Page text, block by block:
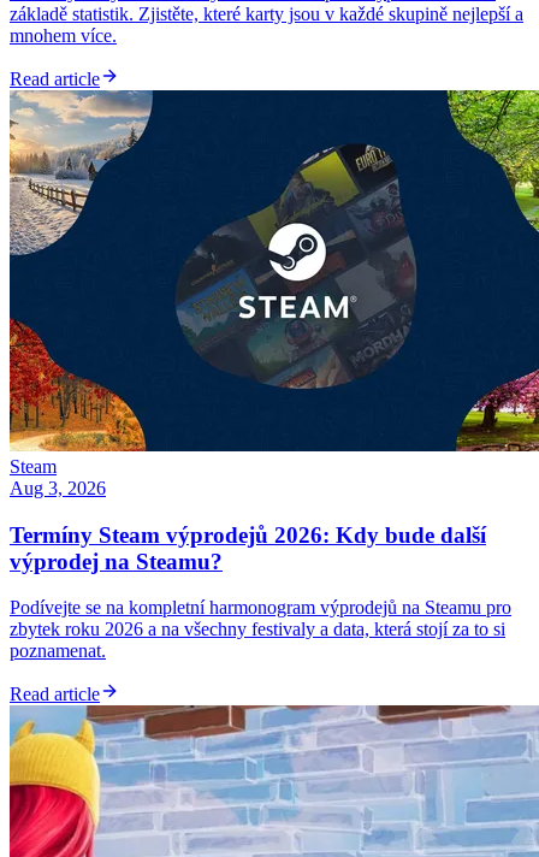
základě statistik. Zjistěte, které karty jsou v každé skupině nejlepší a
mnohem více.
Read article
Steam
Aug 3, 2026
Termíny Steam výprodejů 2026: Kdy bude další
výprodej na Steamu?
Podívejte se na kompletní harmonogram výprodejů na Steamu pro
zbytek roku 2026 a na všechny festivaly a data, která stojí za to si
poznamenat.
Read article